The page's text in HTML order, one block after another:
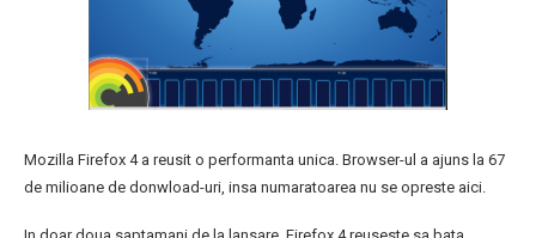
Mozilla Firefox 4 a reusit o performanta unica. Browser-ul a ajuns la 67
de milioane de donwload-uri, insa numaratoarea nu se opreste aici.